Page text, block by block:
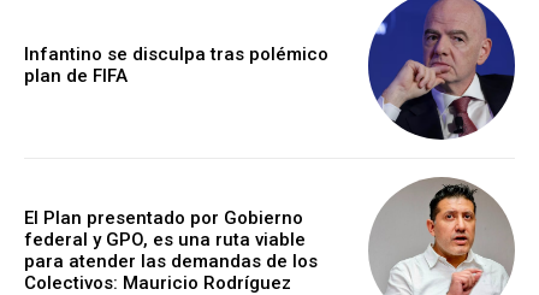
Infantino se disculpa tras polémico
plan de FIFA
El Plan presentado por Gobierno
federal y GPO, es una ruta viable
para atender las demandas de los
Colectivos: Mauricio Rodríguez